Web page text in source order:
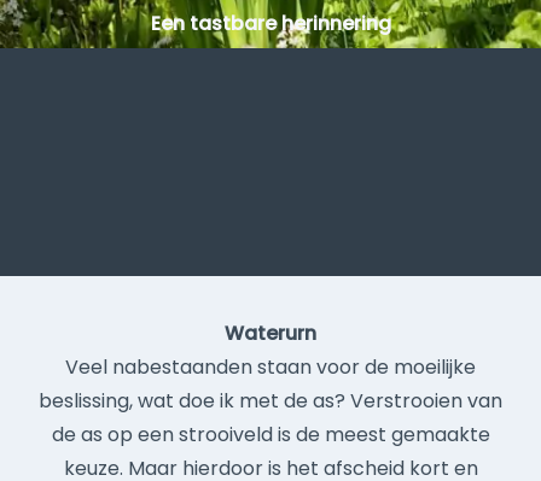
Een tastbare herinnering
Waterurn
Veel nabestaanden staan voor de moeilijke
beslissing, wat doe ik met de as? Verstrooien van
de as op een strooiveld is de meest gemaakte
keuze. Maar hierdoor is het afscheid kort en